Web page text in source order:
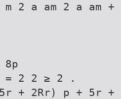
2 a am 2 a am +
8p
= 2 2 ≥ 2 .
+ 2Rr) p + 5r +